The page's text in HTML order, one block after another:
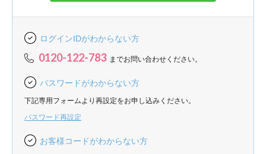
ログインIDがわからない方
0120-122-783 までお問い合わせください。
パスワードがわからない方
下記専用フォームより再設定をお申し込みください。
パスワード再設定
お客様コードがわからない方